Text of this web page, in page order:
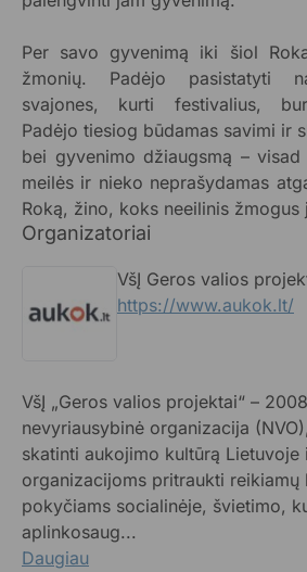
Per savo gyvenimą iki šiol
žmonių. Padėjo pasistatyti
svajones, kurti festivalius,
Padėjo tiesiog būdamas savimi ir
bei gyvenimo džiaugsmą –
meilės ir nieko neprašydamas
Roką, žino, koks neeilinis žmogus
Organizatoriai
VšĮ Geros valios
https://www.aukok.lt/
VšĮ „Geros valios projektai“ –
nevyriausybinė organizacija
skatinti aukojimo kultūrą Lietuvoje
organizacijoms pritraukti reikiamų
pokyčiams socialinėje, švietimo,
aplinkosaug...
Daugiau